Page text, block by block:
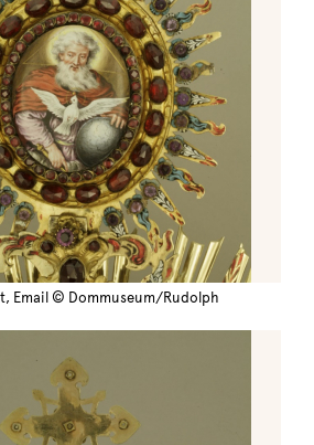
Email © Dommuseum/Rudolph